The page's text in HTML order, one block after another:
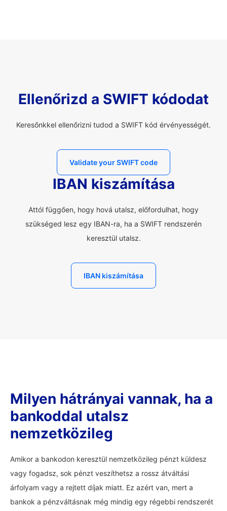
Ellenőrizd a SWIFT kódodat
Keresőnkkel ellenőrizni tudod a SWIFT kód érvényességét.
Validate your SWIFT code
IBAN kiszámítása
Attól függően, hogy hová utalsz, előfordulhat, hogy
szükséged lesz egy IBAN-ra, ha a SWIFT rendszerén
keresztül utalsz.
IBAN kiszámítása
Milyen hátrányai vannak, ha a
bankoddal utalsz
nemzetközileg
Amikor a bankodon keresztül nemzetközileg pénzt küldesz
vagy fogadsz, sok pénzt veszíthetsz a rossz átváltási
árfolyam vagy a rejtett díjak miatt. Ez azért van, mert a
bankok a pénzváltásnak még mindig egy régebbi rendszerét